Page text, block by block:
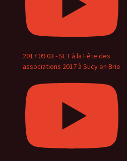
2017 09 03 - SET à la Fête des
associations 2017 à Sucy en Brie